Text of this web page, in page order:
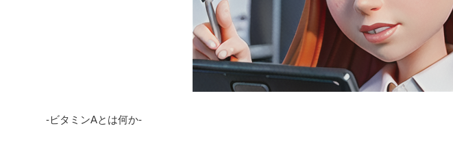
-ビタミンAとは何か-